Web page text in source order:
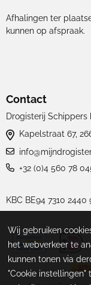
Afhalingen ter
kunnen op afspraak.
Contact
Drogisterij Schippers
Kapelstraat 67,
+32 (0)4 560 78
KBC BE94 7310 2440
Wij gebruiken
het webverkeer te
kunnen tonen via
"Cookie instellingen"